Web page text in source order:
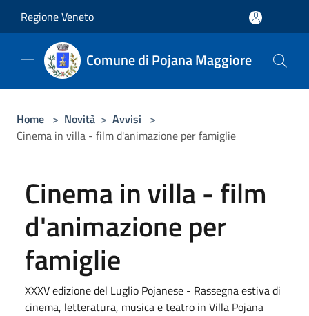
Regione Veneto
Comune di Pojana Maggiore
Home > Novità > Avvisi >
Cinema in villa - film d'animazione per famiglie
Cinema in villa - film
d'animazione per
famiglie
XXXV edizione del Luglio Pojanese - Rassegna estiva di
cinema, letteratura, musica e teatro in Villa Pojana